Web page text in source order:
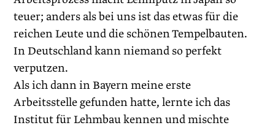
teuer; anders als bei uns ist das etwas für die
reichen Leute und die schönen Tempelbauten.
In Deutschland kann niemand so perfekt
verputzen.
Als ich dann in Bayern meine erste
Arbeitsstelle gefunden hatte, lernte ich das
Institut für Lehmbau kennen und mischte